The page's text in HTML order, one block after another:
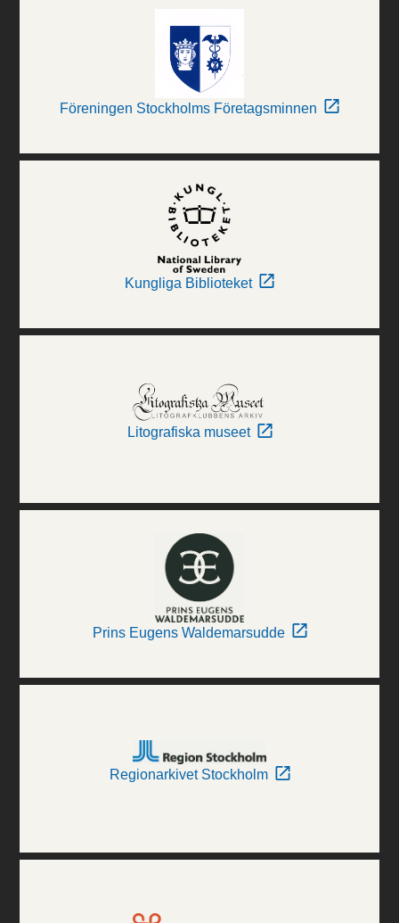
Föreningen Stockholms Företagsminnen
Kungliga Biblioteket
Litografiska museet
Prins Eugens Waldemarsudde
Regionarkivet Stockholm